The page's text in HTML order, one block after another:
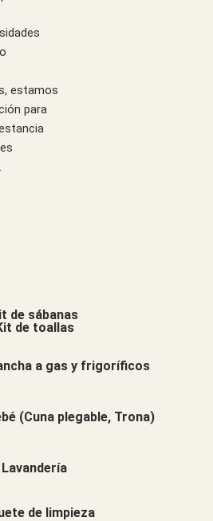
estamos
para
de sábanas
de toallas
a gas y frigoríficos
(Cuna plegable, Trona)
Lavandería
de limpieza